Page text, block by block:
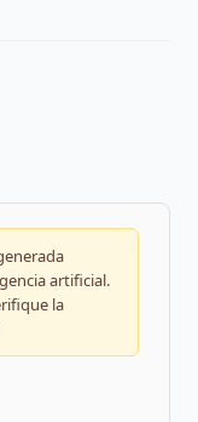
artificial.
la